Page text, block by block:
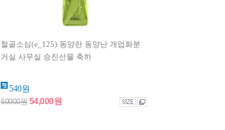
철골소심(e_125) 동양란 동양난 개업화분
거실 사무실 승진선물 축하
540원
60000원 54,000원